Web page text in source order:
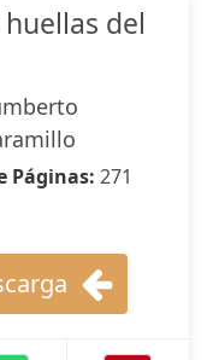
del
Páginas: 271